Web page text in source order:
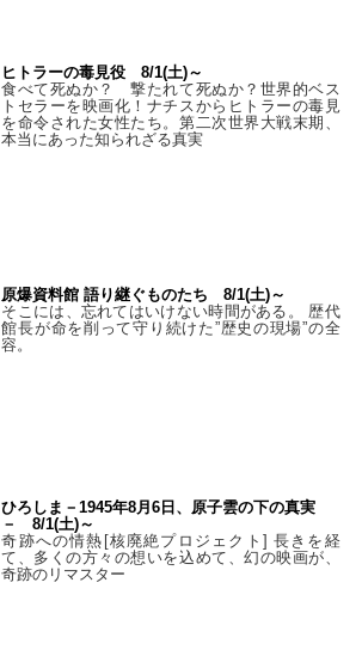
ヒトラーの毒見役 8/1(土)～
食べて死ぬか？ 撃たれて死ぬか？世界的ベス
トセラーを映画化！ナチスからヒトラーの毒見
を命令された女性たち。第二次世界大戦末期、
本当にあった知られざる真実
原爆資料館 語り継ぐものたち 8/1(土)～
そこには、忘れてはいけない時間がある。 歴代
館長が命を削って守り続けた”歴史の現場”の全
容。
ひろしま－1945年8月6日、原子雲の下の真実
－ 8/1(土)～
奇跡への情熱[核廃絶プロジェクト] 長きを経
て、多くの方々の想いを込めて、幻の映画が、
奇跡のリマスター